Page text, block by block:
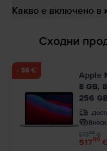
Какво е включено в
Сходни
- 56 €
Apple
8 GB,
256
51799
57399€